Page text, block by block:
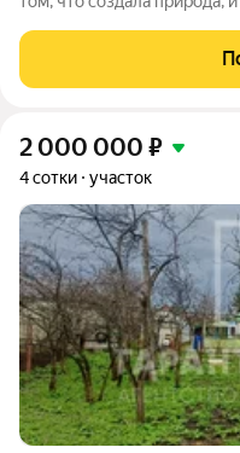
скопировать. Не
быть вашим самым
2 000 000 ₽
4 сотки участок